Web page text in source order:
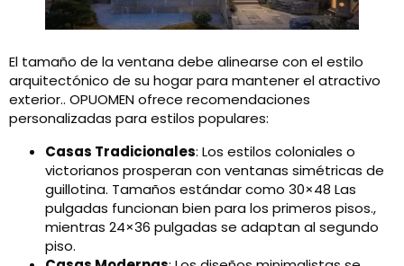
El tamaño de la ventana debe alinearse con el estilo
arquitectónico de su hogar para mantener el atractivo
exterior.. OPUOMEN ofrece recomendaciones
personalizadas para estilos populares:
Casas Tradicionales: Los estilos coloniales o
victorianos prosperan con ventanas simétricas de
guillotina. Tamaños estándar como 30×48 Las
pulgadas funcionan bien para los primeros pisos.,
mientras 24×36 pulgadas se adaptan al segundo
piso.